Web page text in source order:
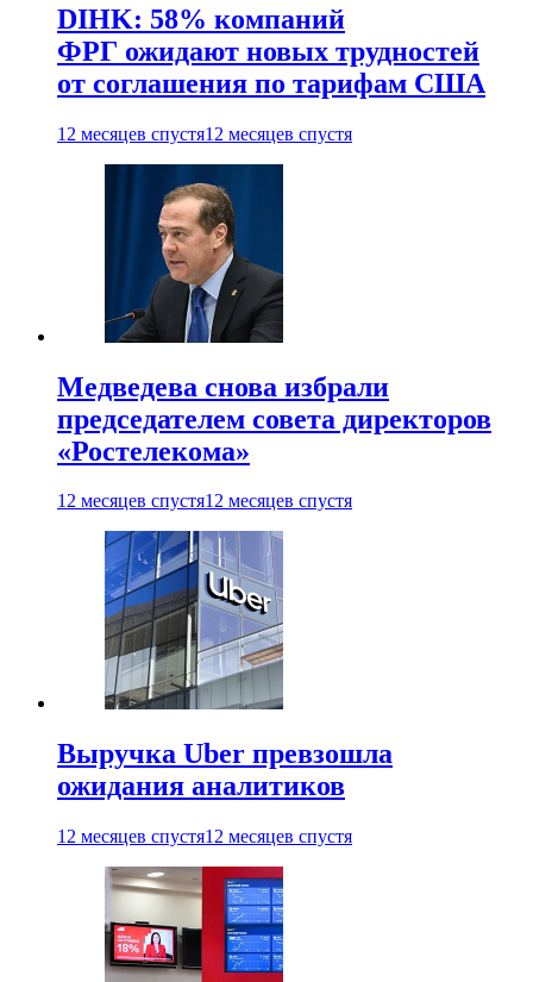
DIHK: 58% компаний
ФРГ ожидают новых трудностей
от соглашения по тарифам США
12 месяцев спустя12 месяцев спустя
Медведева снова избрали
председателем совета директоров
«Ростелекома»
12 месяцев спустя12 месяцев спустя
Выручка Uber превзошла
ожидания аналитиков
12 месяцев спустя12 месяцев спустя